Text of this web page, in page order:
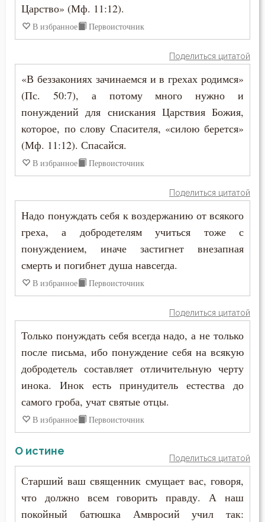
Духовная жизнь
Еда
Елеосвящение
Ересь
Жизнь
Злопамятство
Исповедь
Истина
Кротость
Лицемерие
Ложь
Милостыня
Ефрем Сирин
Иаков Низибийский
Игнатий Брянчанинов
Иероним Стридонский
Иларион Оптинский (Пономарёв)
Иоанн (Максимович)
Иоанн Дамаскин
Иоанн Кронштадтский
Иоанн Лествичник
Иоанн Мосх
Иосиф Оптинский (Литовкин)
Исаак Сирин Ниневийский
Исидор Пелусиот
Царство» (Мф. 11:12).
В избранное Первоисточник
Поделиться цитатой
«В беззакониях зачинаемся и в грехах родимся»
(Пс. 50:7), а потому много нужно и
понуждений для снискания Царствия Божия,
которое, по слову Спасителя, «силою берется»
(Мф. 11:12). Спасайся.
В избранное Первоисточник
Поделиться цитатой
Надо понуждать себя к воздержанию от всякого
греха, а добродетелям учиться тоже с
понуждением, иначе застигнет внезапная
смерть и погибнет душа навсегда.
В избранное Первоисточник
Поделиться цитатой
Только понуждать себя всегда надо, а не только
после письма, ибо понуждение себя на всякую
добродетель составляет отличительную черту
инока. Инок есть принудитель естества до
самого гроба, учат святые отцы.
В избранное Первоисточник
О истине
Поделиться цитатой
Старший ваш священник смущает вас, говоря,
что должно всем говорить правду. А наш
покойный батюшка Амвросий учил так: